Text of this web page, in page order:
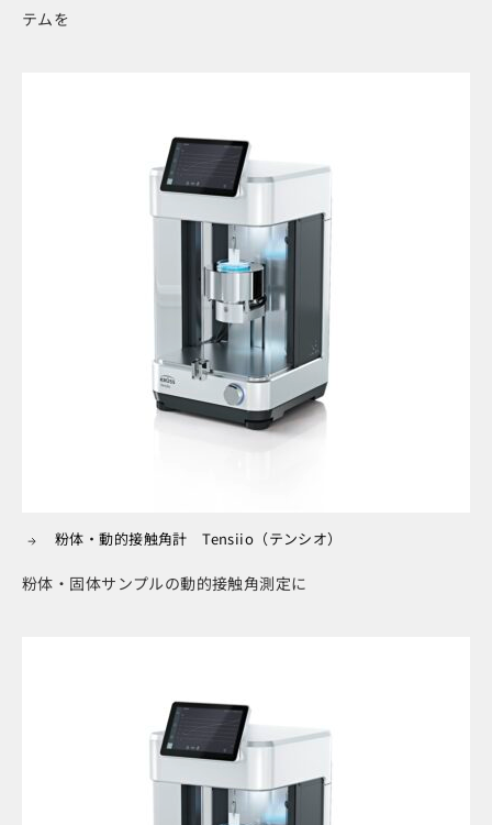
テムを
粉体・動的接触角計 Tensiio（テンシオ）
粉体・固体サンプルの動的接触角測定に